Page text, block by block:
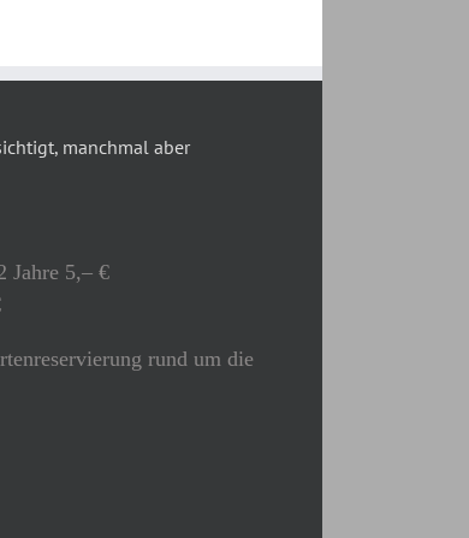
manchmal aber
Jahre 5,– €
rund um die